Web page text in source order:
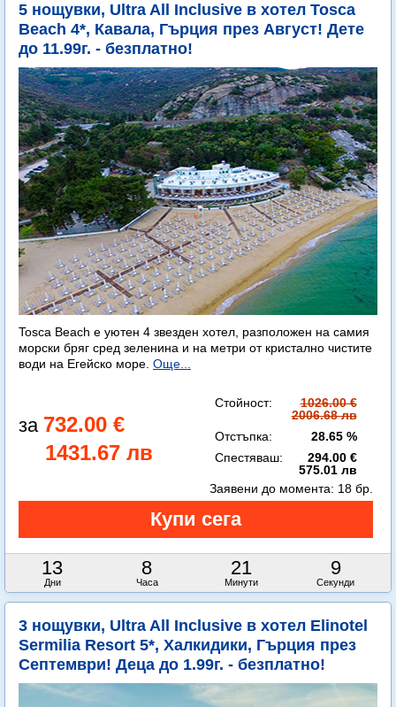
5 нощувки, Ultra All Inclusive в хотел Tosca
Beach 4*, Кавала, Гърция през Август! Дете
до 11.99г. - безплатно!
Tosca Beach е уютен 4 звезден хотел, разположен на самия
морски бряг сред зеленина и на метри от кристално чистите
води на Егейско море. Още...
732.00 €
1431.67 лв
Стойност:
1026.00 €
2006.68 лв
Отстъпка:
28.65 %
Спестяваш:
294.00 €
575.01 лв
13
Дни
8
Часа
21
Минути
8
Секунди
Заявени до момента: 18 бр.
3 нощувки, Ultra All Inclusive в хотел Elinotel
Sermilia Resort 5*, Халкидики, Гърция през
Септември! Деца до 1.99г. - безплатно!